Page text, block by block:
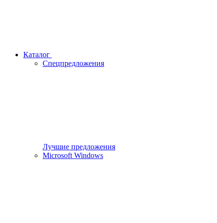
Каталог
Спецпредложения
Лучшие предложения
Microsoft Windows